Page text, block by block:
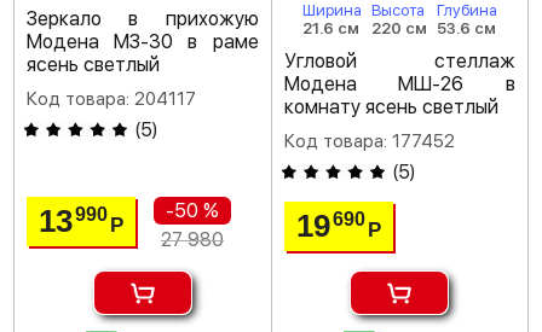
Зеркало в прихожую
Модена МЗ-30 в раме
ясень светлый
Код товара: 204117
(5)
13990Р
-50 %
27 980
Ширина
21.6 см
Высота
220 см
Глубина
53.6 см
Угловой стеллаж
Модена МШ-26 в
комнату ясень светлый
Код товара: 177452
(5)
19690 Р